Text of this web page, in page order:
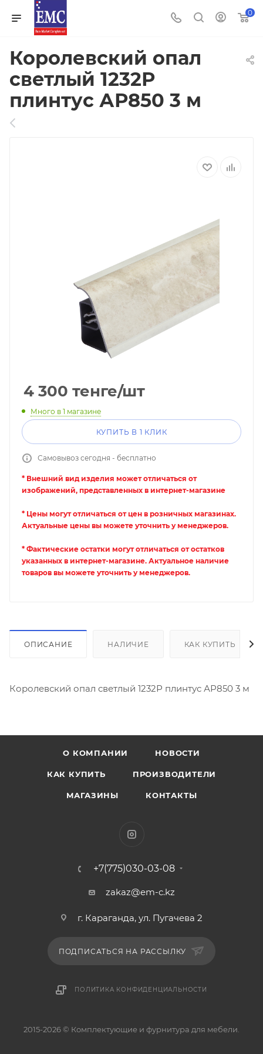
0
Королевский опал
светлый 1232Р
плинтус АР850 3 м
4 300 тенге/шт
Много в 1 магазине
КУПИТЬ В 1 КЛИК
Самовывоз сегодня - бесплатно
* Внешний вид изделия может отличаться от
изображений, представленных в интернет-магазине
* Цены могут отличаться от цен в розничных магазинах.
Актуальные цены вы можете уточнить у менеджеров.
* Фактические остатки могут отличаться от остатков
указанных в интернет-магазине. Актуальное наличие
товаров вы можете уточнить у менеджеров.
ОПИСАНИЕ НАЛИЧИЕ КАК КУПИТЬ
Королевский опал светлый 1232Р плинтус АР850 3 м
О КОМПАНИИ НОВОСТИ
КАК КУПИТЬ ПРОИЗВОДИТЕЛИ
МАГАЗИНЫ КОНТАКТЫ
+7(775)030-03-08
zakaz@em-c.kz
г. Караганда, ул. Пугачева 2
ПОДПИСАТЬСЯ НА РАССЫЛКУ
ПОЛИТИКА КОНФИДЕНЦИАЛЬНОСТИ
2015-2026 © Комплектующие и фурнитура для мебели.